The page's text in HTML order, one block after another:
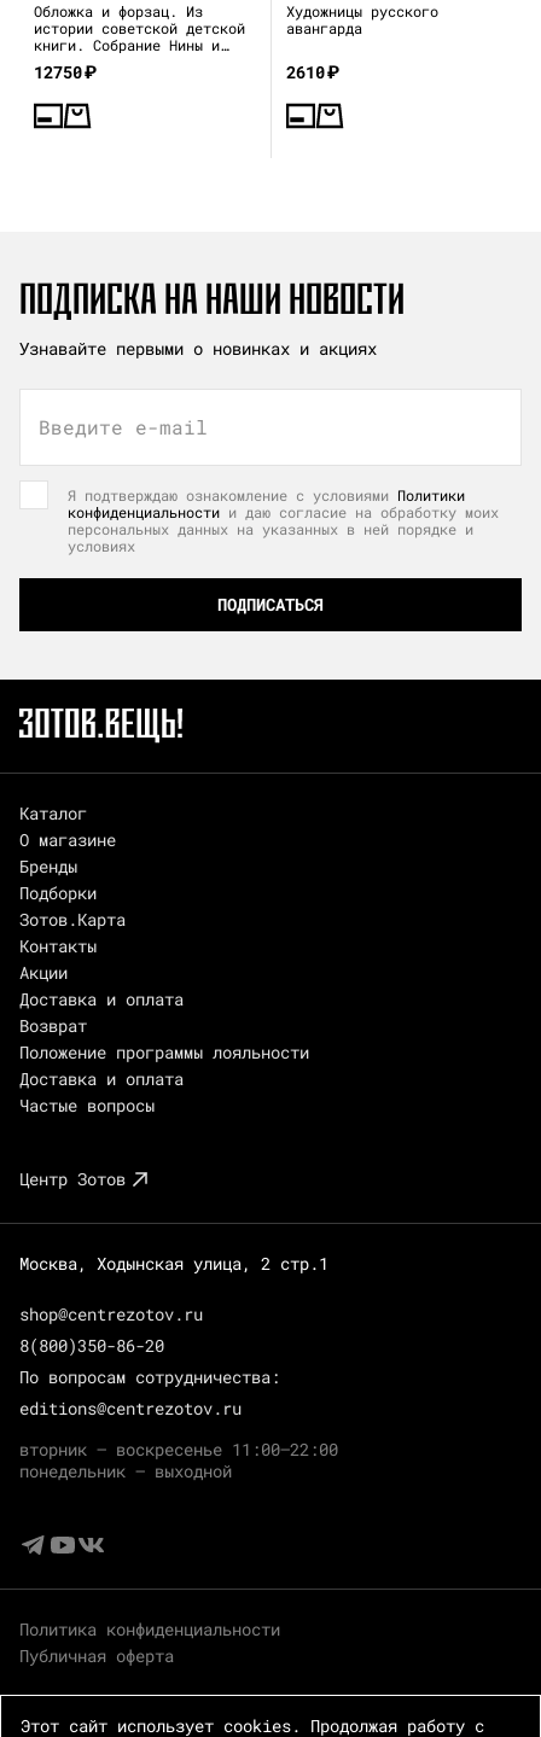
Обложка и форзац. Из
истории советской детской
книги. Собрание Нины и
Вадима Гинзбург
12750₽
Художницы русского
авангарда
2610₽
ПОДПИСКА НА НАШИ НОВОСТИ
Узнавайте первыми о новинках и акциях
Введите e-mail
Я подтверждаю ознакомление с условиями Политики
конфиденциальности и даю согласие на обработку моих
персональных данных на указанных в ней порядке и
условиях
ПОДПИСАТЬСЯ
Каталог
О магазине
Бренды
Подборки
Зотов.Карта
Контакты
Акции
Доставка и оплата
Возврат
Положение программы лояльности
Доставка и оплата
Частые вопросы
Центр Зотов
Москва, Ходынская улица, 2 стр.1
shop@centrezotov.ru
8(800)350-86-20
По вопросам сотрудничества:
editions@centrezotov.ru
вторник — воскресенье 11:00–22:00
понедельник — выходной
Политика конфиденциальности
Публичная оферта
Этот сайт использует cookies. Продолжая работу с